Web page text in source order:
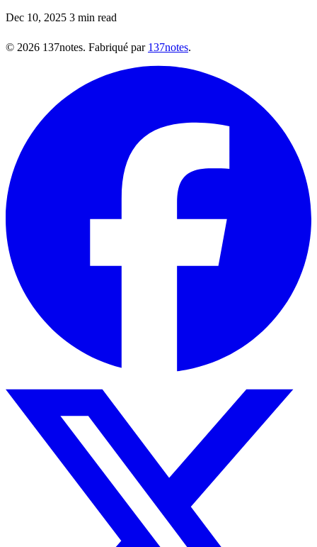
Dec 10, 2025 3 min read
© 2026 137notes. Fabriqué par 137notes.